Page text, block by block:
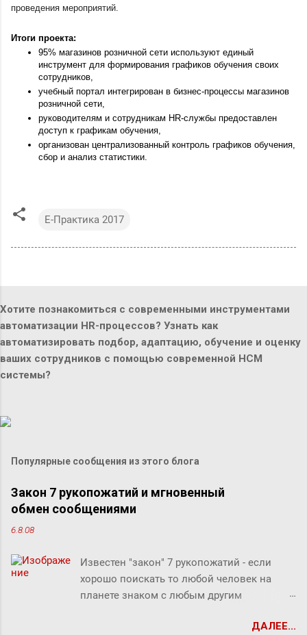
проведения мероприятий.
Итоги проекта:
95% магазинов розничной сети используют единый
инструмент для формирования графиков обучения своих
сотрудников,
учебный портал интегрирован в бизнес-процессы магазинов
розничной сети,
руководителям и сотрудникам HR-службы предоставлен
доступ к графикам обучения,
организован централизованный контроль графиков обучения,
сбор и анализ статистики.
E-Практика 2017
Хотите познакомиться с современными инструментами
автоматизации HR-процессов? Узнать как
автоматизировать подбор, адаптацию, обучение и оценку
ваших сотрудников с помощью современной HCM
системы?
Популярные сообщения из этого блога
Закон 7 рукопожатий и мгновенный
обмен сообщениями
6.8.08
Известен "закон" 7 рукопожатий - если
хорошо поискать то любой человек на
планете знаком с любым другим
людьми. Этот как бы закон, разумеется, не
ДАЛЕЕ...